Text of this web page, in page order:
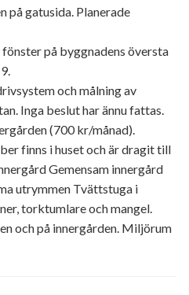
på gatusida. Planerade
på byggnadens översta
och målning av
Inga beslut har ännu fattas.
(700 kr/månad).
finns i huset och är dragit till
Gemensam innergård
utrymmen Tvättstuga i
torktumlare och mangel.
och på innergården. Miljörum